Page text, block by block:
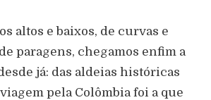
altos e baixos, de curvas e
paragens, chegamos enfim a
já: das aldeias históricas
pela Colômbia foi a que